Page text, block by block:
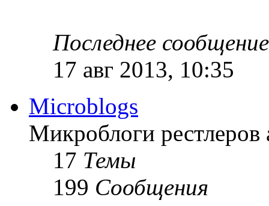
Последнее сообщение
17 авг 2013, 10:35
Microblogs
Микроблоги рестлеров
17 Темы
199 Сообщения